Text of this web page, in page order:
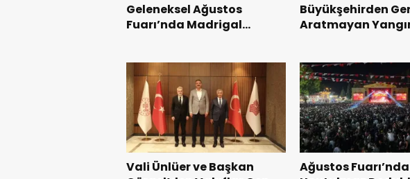
Geleneksel Ağustos
Fuarı’nda Madrigal
Büyükşehirden
Aratmayan
Vali Ünlüer ve Başkan
Ağustos Fuarı’nda